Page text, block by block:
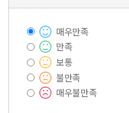
매우만족
만족
보통
불만족
매우불만족